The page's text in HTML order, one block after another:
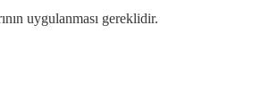
uygulanması gereklidir.